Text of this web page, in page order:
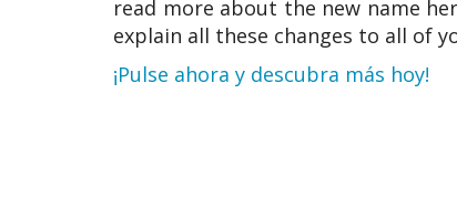
read more about the new name
explain all these changes to all of
¡Pulse ahora y descubra más hoy!